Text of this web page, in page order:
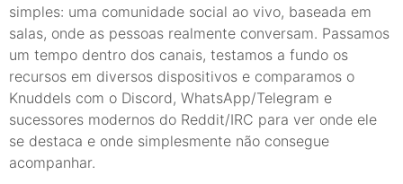
simples: uma comunidade social ao vivo, baseada em
salas, onde as pessoas realmente conversam. Passamos
um tempo dentro dos canais, testamos a fundo os
recursos em diversos dispositivos e comparamos o
Knuddels com o Discord, WhatsApp/Telegram e
sucessores modernos do Reddit/IRC para ver onde ele
se destaca e onde simplesmente não consegue
acompanhar.